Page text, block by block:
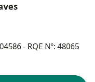
- RQE Nº: 48065